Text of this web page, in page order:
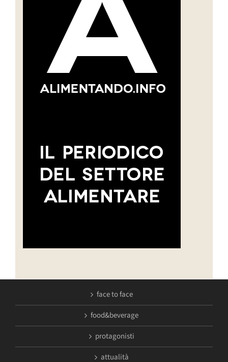
face to face
food&beverage
protagonisti
attualità